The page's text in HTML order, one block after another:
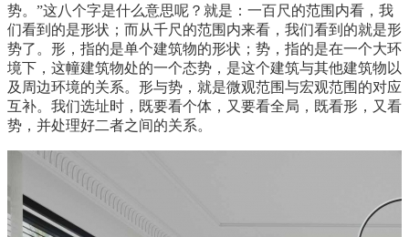
势。”这八个字是什么意思呢？就是：一百尺的范围内看，我
们看到的是形状；而从千尺的范围内来看，我们看到的就是形
势了。形，指的是单个建筑物的形状；势，指的是在一个大环
境下，这幢建筑物处的一个态势，是这个建筑与其他建筑物以
及周边环境的关系。形与势，就是微观范围与宏观范围的对应
互补。我们选址时，既要看个体，又要看全局，既看形，又看
势，并处理好二者之间的关系。